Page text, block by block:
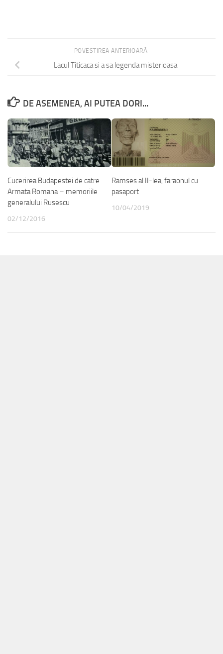
POVESTIREA ANTERIOARĂ
Lacul Titicaca si a sa legenda misterioasa
DE ASEMENEA, AI PUTEA DORI...
Cucerirea Budapestei de catre
Armata Romana – memoriile
generalului Rusescu
02/12/2016
Ramses al II-lea, faraonul cu
pasaport
10/04/2019